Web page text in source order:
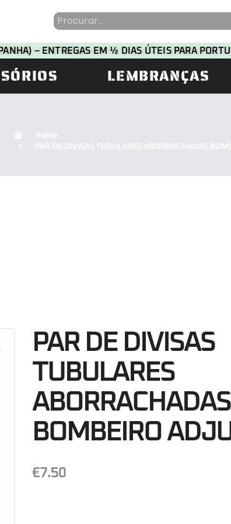
– ENTREGAS EM ½ DIAS ÚTEIS PARA
LEMBRANÇAS
Home
PAR DE DIVISAS TUBULARES ABORRACHADAS
PAR DE DIVISAS
TUBULARES
ABORRACHADAS
BOMBEIRO
€7.50